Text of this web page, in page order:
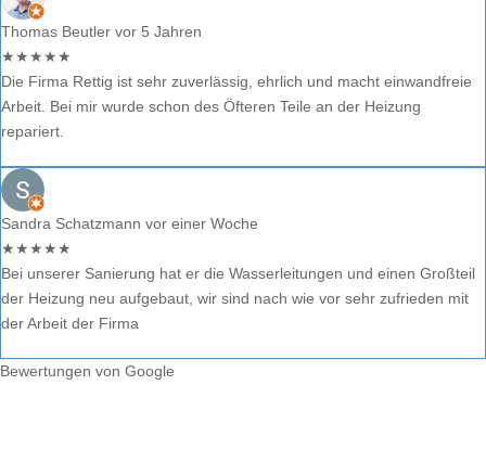
Thomas Beutler vor 5 Jahren
★★★★★
Die Firma Rettig ist sehr zuverlässig, ehrlich und macht einwandfreie
Arbeit. Bei mir wurde schon des Öfteren Teile an der Heizung
repariert.
Sandra Schatzmann vor einer Woche
★★★★★
Bei unserer Sanierung hat er die Wasserleitungen und einen Großteil
der Heizung neu aufgebaut, wir sind nach wie vor sehr zufrieden mit
der Arbeit der Firma
Bewertungen von Google